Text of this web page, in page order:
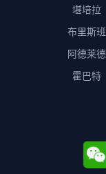
堪培拉
布里斯班
阿德莱德
霍巴特